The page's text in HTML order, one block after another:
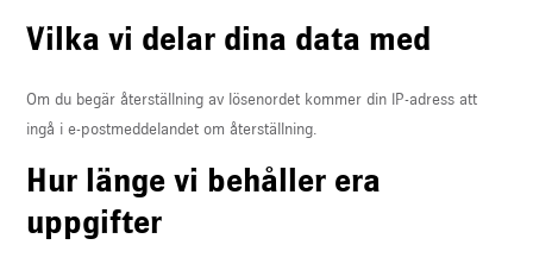
Vilka vi delar dina data med
Om du begär återställning av lösenordet kommer din IP-adress att
ingå i e-postmeddelandet om återställning.
Hur länge vi behåller era
uppgifter